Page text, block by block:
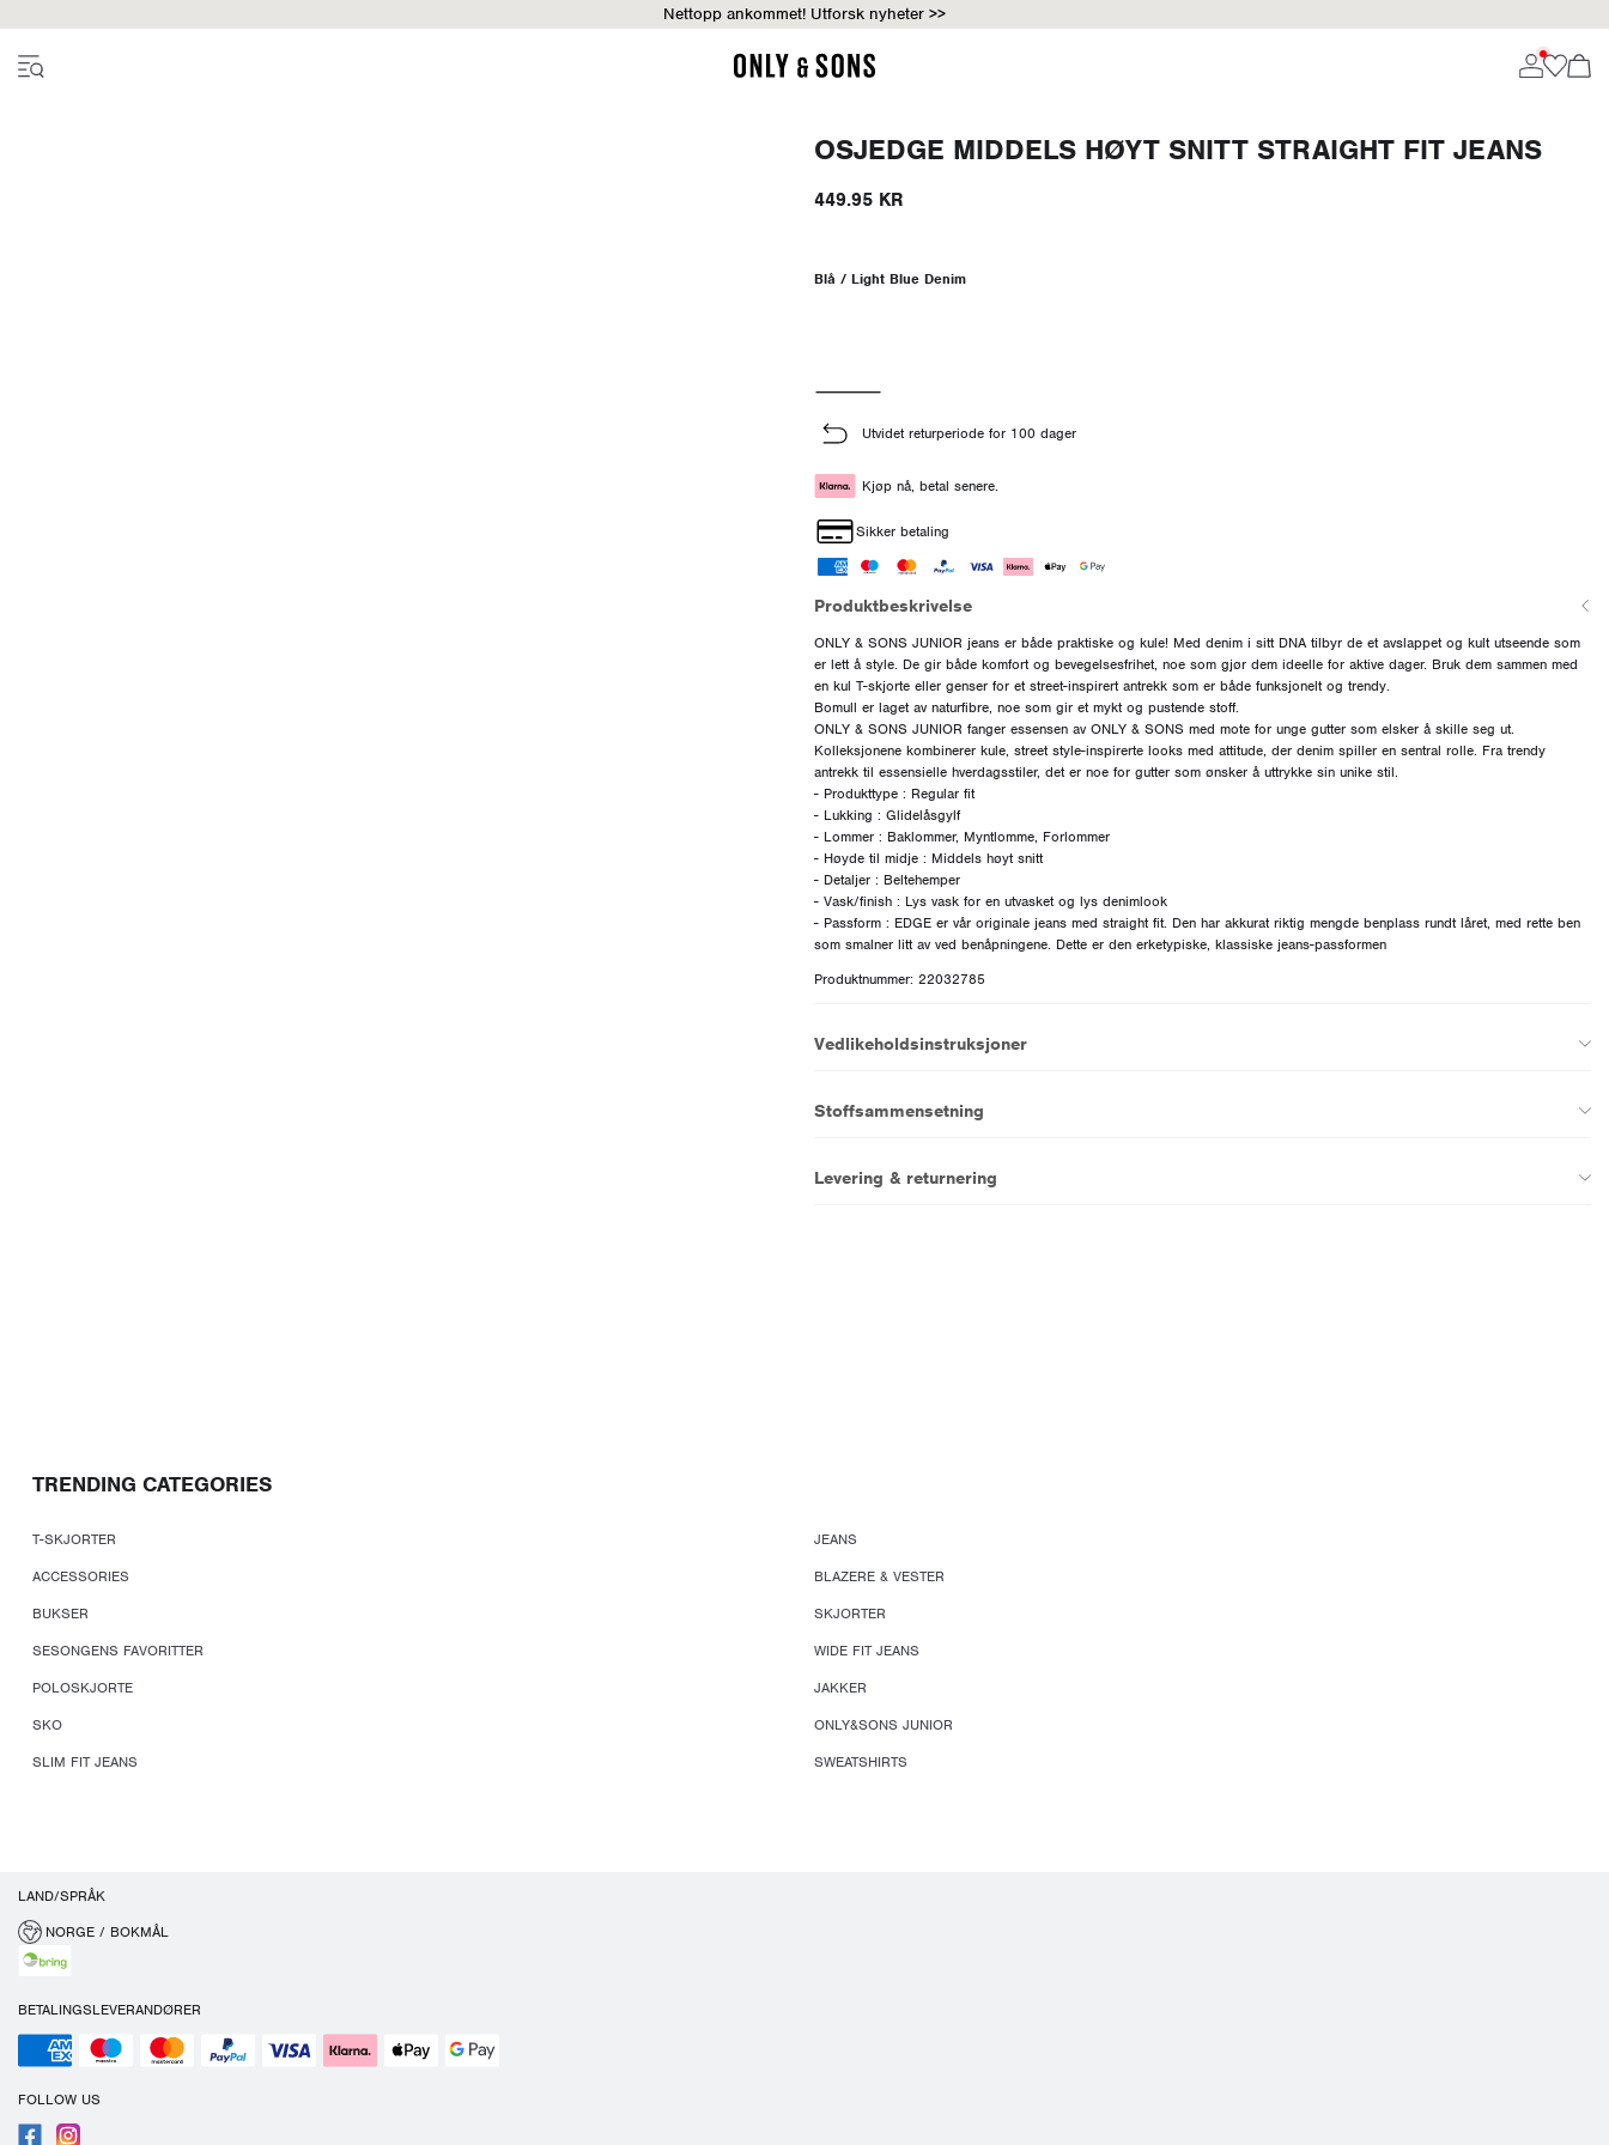
Nettopp ankommet! Utforsk nyheter >>
OSJEDGE MIDDELS HØYT SNITT STRAIGHT FIT JEANS
449.95 KR
Blå / Light Blue Denim
Utvidet returperiode for 100 dager
Kjøp nå, betal senere.
Sikker betaling
Produktbeskrivelse
ONLY & SONS JUNIOR jeans er både praktiske og kule! Med denim i sitt DNA tilbyr de et avslappet og kult utseende som
er lett å style. De gir både komfort og bevegelsesfrihet, noe som gjør dem ideelle for aktive dager. Bruk dem sammen med
en kul T-skjorte eller genser for et street-inspirert antrekk som er både funksjonelt og trendy.
Bomull er laget av naturfibre, noe som gir et mykt og pustende stoff.
ONLY & SONS JUNIOR fanger essensen av ONLY & SONS med mote for unge gutter som elsker å skille seg ut.
Kolleksjonene kombinerer kule, street style-inspirerte looks med attitude, der denim spiller en sentral rolle. Fra trendy
antrekk til essensielle hverdagsstiler, det er noe for gutter som ønsker å uttrykke sin unike stil.
- Produkttype : Regular fit
- Lukking : Glidelåsgylf
- Lommer : Baklommer, Myntlomme, Forlommer
- Høyde til midje : Middels høyt snitt
- Detaljer : Beltehemper
- Vask/finish : Lys vask for en utvasket og lys denimlook
- Passform : EDGE er vår originale jeans med straight fit. Den har akkurat riktig mengde benplass rundt låret, med rette ben
som smalner litt av ved benåpningene. Dette er den erketypiske, klassiske jeans-passformen
Produktnummer: 22032785
Vedlikeholdsinstruksjoner
Stoffsammensetning
Levering & returnering
TRENDING CATEGORIES
T-SKJORTER
JEANS
ACCESSORIES
BLAZERE & VESTER
BUKSER
SKJORTER
SESONGENS FAVORITTER
WIDE FIT JEANS
POLOSKJORTE
JAKKER
SKO
ONLY&SONS JUNIOR
SLIM FIT JEANS
SWEATSHIRTS
LAND/SPRÅK
NORGE / BOKMÅL
BETALINGSLEVERANDØRER
FOLLOW US